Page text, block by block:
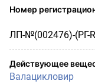
Номер
ЛП-№(002476)-(РГ-
Действующее
Валацикловир